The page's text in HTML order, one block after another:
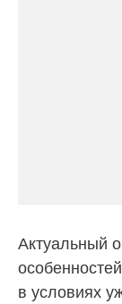
Актуальный
в условиях